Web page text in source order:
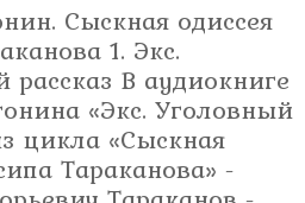
Сыскная одиссея
1. Экс.
рассказ В аудиокниге
«Экс. Уголовный
цикла «Сыскная
Тараканова» -